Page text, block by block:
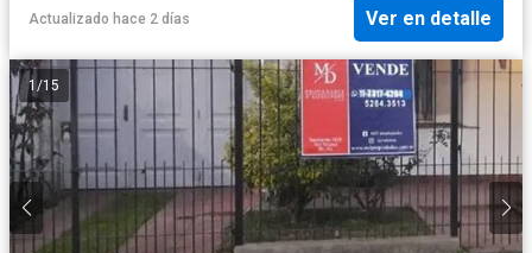
Actualizado hace 2 días Ver en detalle
1 /15